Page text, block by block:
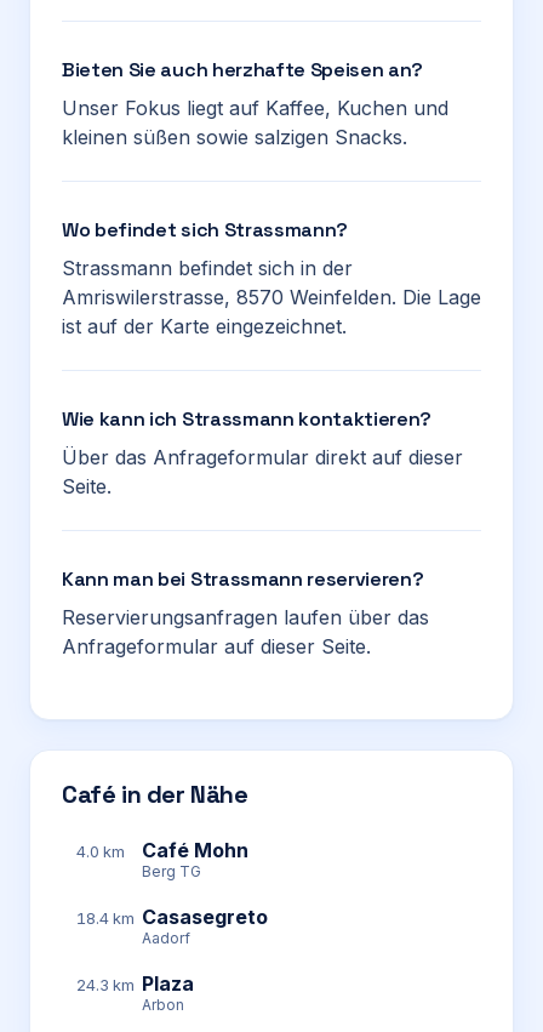
Bieten Sie auch herzhafte Speisen an?
Unser Fokus liegt auf Kaffee, Kuchen und
kleinen süßen sowie salzigen Snacks.
Wo befindet sich Strassmann?
Strassmann befindet sich in der
Amriswilerstrasse, 8570 Weinfelden. Die Lage
ist auf der Karte eingezeichnet.
Wie kann ich Strassmann kontaktieren?
Über das Anfrageformular direkt auf dieser
Seite.
Kann man bei Strassmann reservieren?
Reservierungsanfragen laufen über das
Anfrageformular auf dieser Seite.
Café in der Nähe
4.0 km Café Mohn
Berg TG
18.4 km Casasegreto
Aadorf
24.3 km Plaza
Arbon